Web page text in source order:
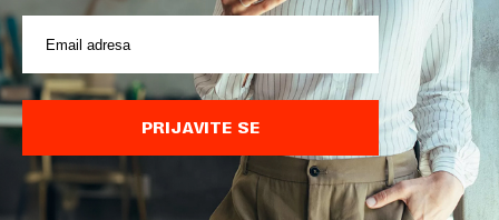
POVEZANI SADRŽAJI
PRIJAVITE SE